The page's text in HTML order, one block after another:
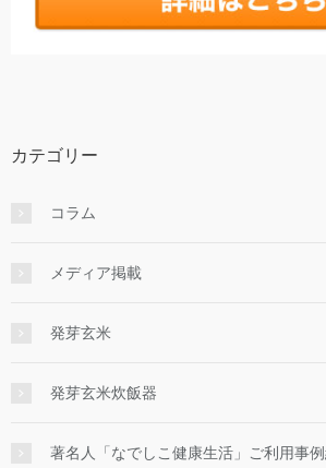
カテゴリー
コラム
メディア掲載
発芽玄米
発芽玄米炊飯器
著名人「なでしこ健康生活」ご利用事